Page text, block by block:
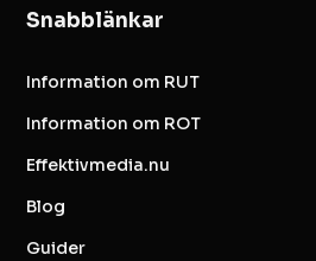
Snabblänkar
Information om RUT
Information om ROT
Effektivmedia.nu
Blog
Guider